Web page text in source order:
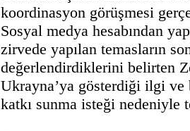
koordinasyon görüşmesi
Sosyal medya hesabından
zirvede yapılan temasların
değerlendirdiklerini belirten
Ukrayna’ya gösterdiği ilgi ve
katkı sunma isteği nedeniyle